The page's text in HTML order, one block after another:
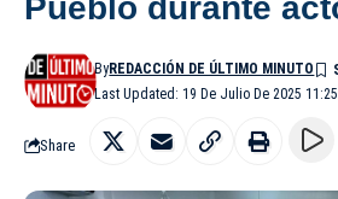
Pueblo durante
Last Updated: 19 De Julio De 2025 11:25
ByREDACCIÓN DE ÚLTIMO MINUTO
Share